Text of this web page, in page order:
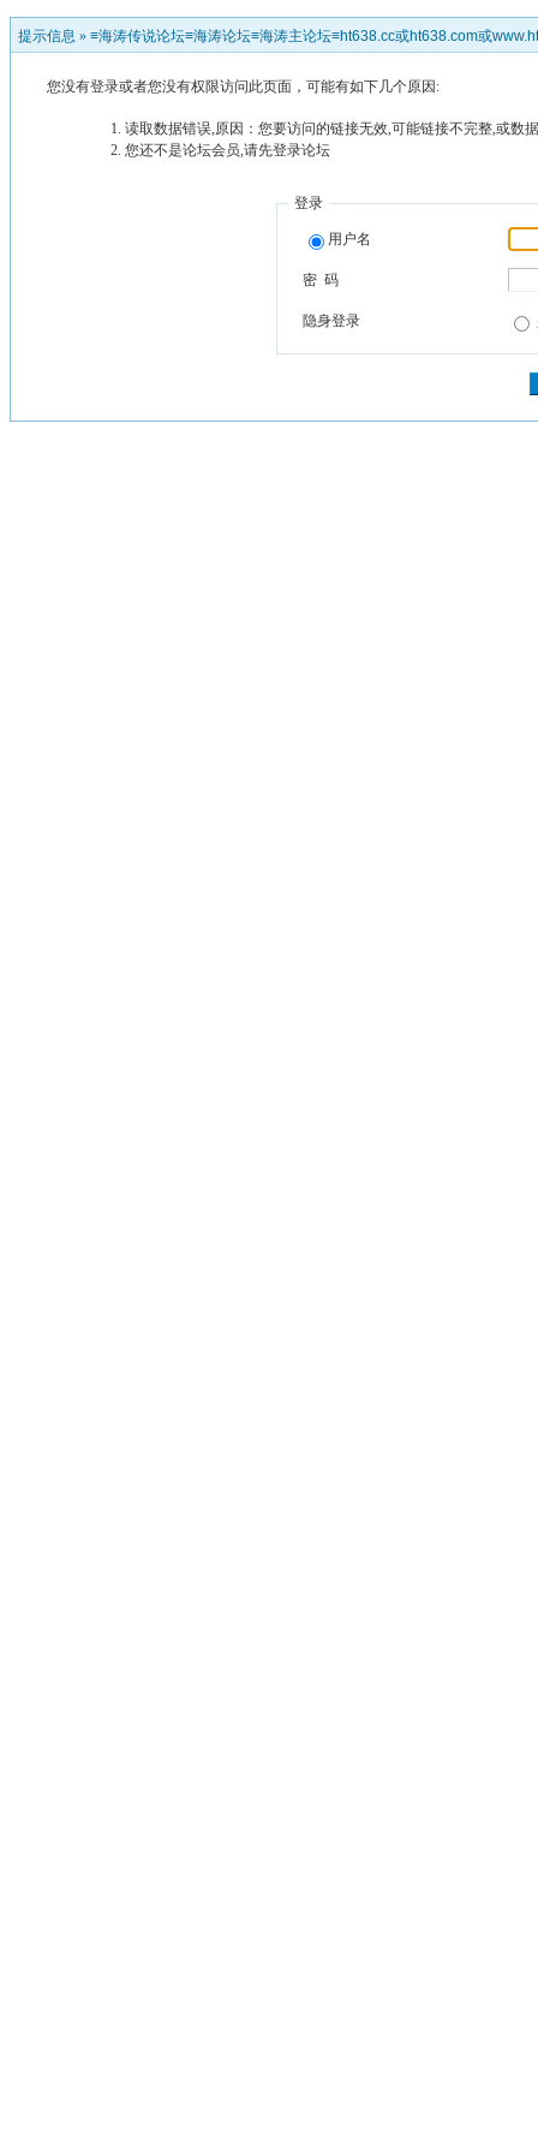
提示信息 » ≡海涛传说论坛≡海涛论坛≡海涛主论坛≡ht638.cc或ht638.com或
您没有登录或者您没有权限访问此页面，可能有如下几个原因:
读取数据错误,原因：您要访问的链接无效,可能链接不完整,或数
您还不是论坛会员,请先登录论坛
登录
用户名
密 码
隐身登录